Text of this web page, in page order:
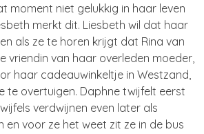
moment niet gelukkig in haar leven
merkt dit. Liesbeth wil dat haar
als ze te horen krijgt dat Rina van
vriendin van haar overleden moeder,
haar cadeauwinkeltje in Westzand,
te overtuigen. Daphne twijfelt eerst
verdwijnen even later als
en voor ze het weet zit ze in de bus